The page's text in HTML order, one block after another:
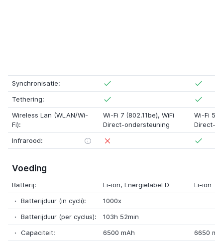
Synchronisatie:
Tethering:
Wireless Lan (WLAN/Wi-
Fi):
Wi-Fi 7 (802.11be), WiFi
Direct-ondersteuning
Wi-Fi 5
Direct-
Infrarood:
Voeding
Batterij: Li-ion, Energielabel D
Li-ion
Batterijduur (in cycli):
1000x
Batterijduur (per cyclus):
103h 52min
Capaciteit:
6500 mAh
6650